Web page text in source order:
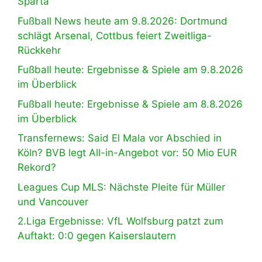
Fußball News heute am 9.8.2026: Dortmund
schlägt Arsenal, Cottbus feiert Zweitliga-
Rückkehr
Fußball heute: Ergebnisse & Spiele am 9.8.2026
im Überblick
Fußball heute: Ergebnisse & Spiele am 8.8.2026
im Überblick
Transfernews: Said El Mala vor Abschied in
Köln? BVB legt All-in-Angebot vor: 50 Mio EUR
Rekord?
Leagues Cup MLS: Nächste Pleite für Müller
und Vancouver
2.Liga Ergebnisse: VfL Wolfsburg patzt zum
Auftakt: 0:0 gegen Kaiserslautern